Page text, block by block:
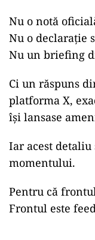
Nu o notă
Nu o declarație
Nu un briefing
Ci un răspuns
platforma X,
își lansase
Iar acest
momentului.
Pentru că
Frontul este